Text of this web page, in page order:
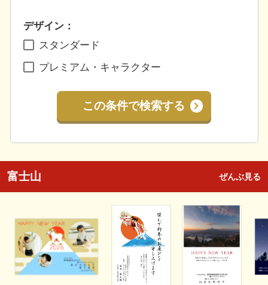
デザイン：
スタンダード
プレミアム・キャラクター
この条件で検索する
富士山 ぜんぶ見る